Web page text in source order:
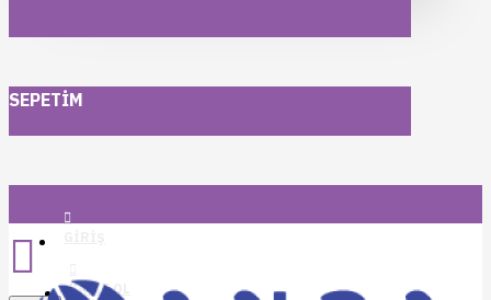
SEPETIM
KAYIT OL